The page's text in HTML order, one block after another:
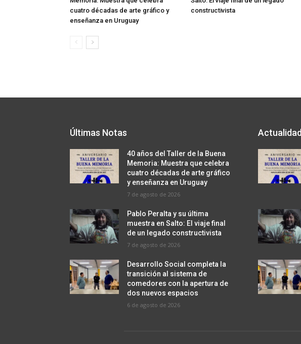
cuatro décadas de arte gráfico y
enseñanza en Uruguay
constructivista
Últimas Notas
40 años del Taller de la Buena
Memoria: Muestra que celebra
cuatro décadas de arte gráfico
y enseñanza en Uruguay
7 de agosto de 2026
Pablo Peralta y su última
muestra en Salto: El viaje final
de un legado constructivista
7 de agosto de 2026
Desarrollo Social completa la
transición al sistema de
comedores con la apertura de
dos nuevos espacios
6 de agosto de 2026
Actualidad